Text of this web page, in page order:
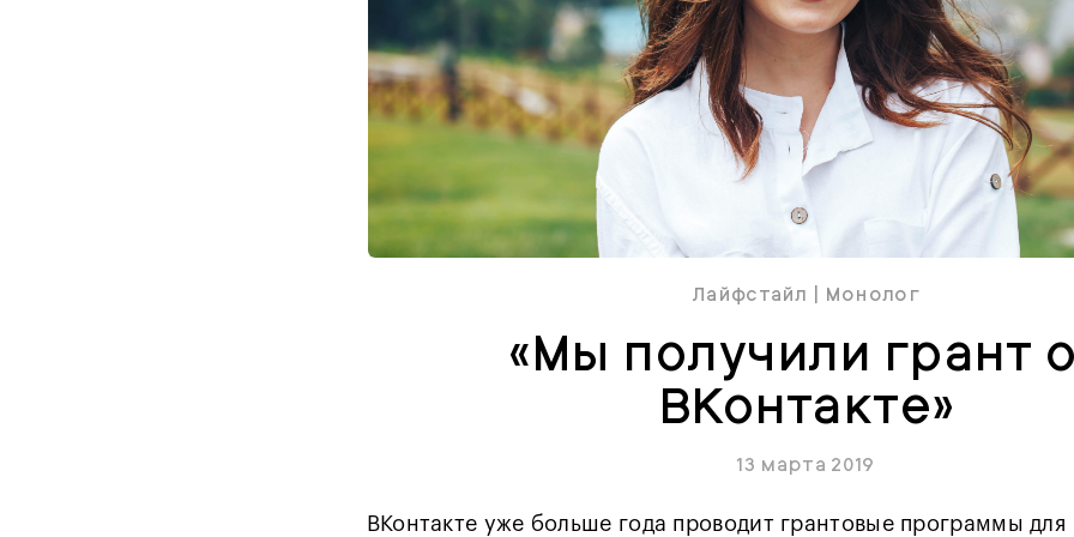
Лайфстайл | Монолог
«Мы получили грант
ВКонтакте»
13 марта 2019
ВКонтакте уже больше года проводит грантовые программы для